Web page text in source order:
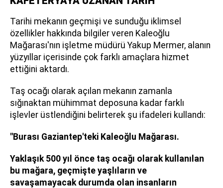
Tarihi mekanın geçmişi ve sunduğu iklimsel
özellikler hakkında bilgiler veren Kaleoğlu
Mağarası'nın işletme müdürü Yakup Mermer, alanın
yüzyıllar içerisinde çok farklı amaçlara hizmet
ettiğini aktardı.
Taş ocağı olarak açılan mekanın zamanla
sığınaktan mühimmat deposuna kadar farklı
işlevler üstlendiğini belirterek şu ifadeleri kullandı:
"Burası Gaziantep'teki Kaleoğlu Mağarası.
Yaklaşık 500 yıl önce taş ocağı olarak kullanılan
bu mağara, geçmişte yaşlıların ve
savaşamayacak durumda olan insanların